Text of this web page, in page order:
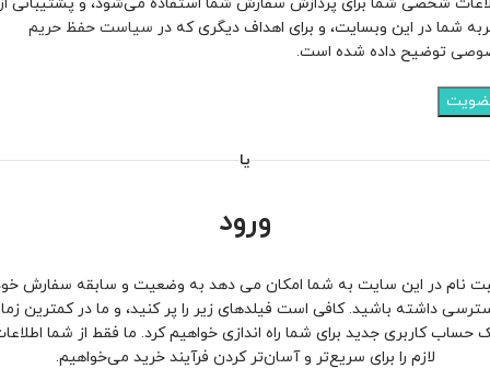
شما در این وبسایت، و برای اهداف دیگری که در سیاست حفظ حریم
توضیح داده شده است.
یا
ورود
نام در این سایت به شما امکان می دهد به وضعیت و سابقه سفارش
داشته باشید. کافی است فیلدهای زیر را پر کنید، و ما در کمترین
حساب کاربری جدید برای شما راه اندازی خواهیم کرد. ما فقط از شما
لازم را برای سریع‌تر و آسان‌تر کردن فرآیند خرید می‌خواهیم.